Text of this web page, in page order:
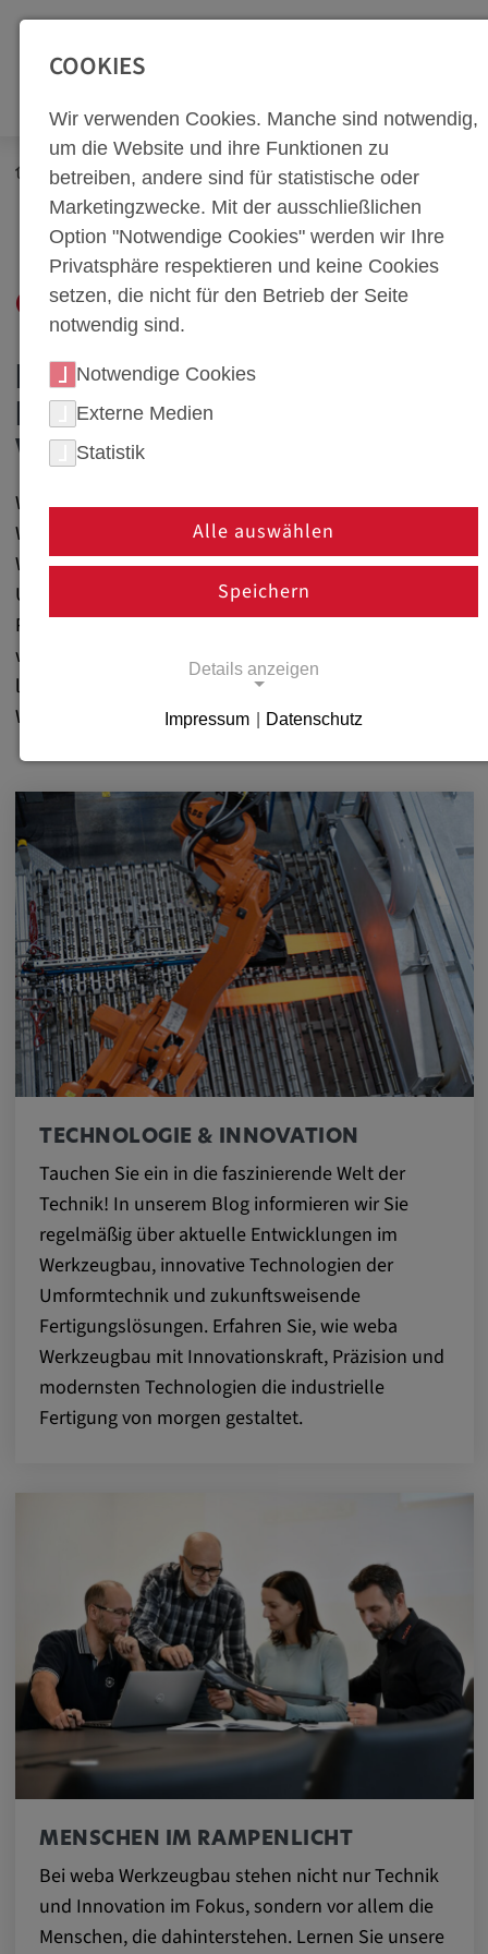
Zur Top Navigation springen [Alt+1]Zur Hauptnavigation
Newsroom
Corporate Blog
Innovative Techniken in der Warmumformung: Das Tailor
Tempering und SoftZone-Werkzeuge
COPORATE BLOG
EINBLICKE UND
INSPIRATIONEN AUS DER
WELT DES WERKZEUGBAUS
Willkommen im Corporate Blog von weba
Werkzeugbau! Entdecken Sie aktuelle Themen rund um
Werkzeugbau, Technologien und Innovationen in der
Umformtechnik. Erfahren Sie mehr über unsere
Projekte, die Menschen hinter den Kulissen und
wertvolle Karrieretipps. Bleiben Sie informiert und
lassen Sie sich inspirieren von der Welt des modernen
Werkzeugbaus!
TECHNOLOGIE & INNOVATION
Tauchen Sie ein in die faszinierende Welt der
Technik! In unserem Blog informieren wir Sie
regelmäßig über aktuelle Entwicklungen im
Werkzeugbau, innovative Technologien der
Umformtechnik und zukunftsweisende
Fertigungslösungen. Erfahren Sie, wie weba
Werkzeugbau mit Innovationskraft, Präzision und
modernsten Technologien die industrielle
Fertigung von morgen gestaltet.
MENSCHEN IM RAMPENLICHT
Bei weba Werkzeugbau stehen nicht nur Technik
und Innovation im Fokus, sondern vor allem die
Menschen, die dahinterstehen. Lernen Sie unsere
COOKIES
Wir verwenden Cookies. Manche sind notwendig,
um die Website und ihre Funktionen zu
betreiben, andere sind für statistische oder
Marketingzwecke. Mit der ausschließlichen
Option "Notwendige Cookies" werden wir Ihre
Privatsphäre respektieren und keine Cookies
setzen, die nicht für den Betrieb der Seite
notwendig sind.
Notwendige Cookies
Externe Medien
Statistik
Alle auswählen
Speichern
Details anzeigen
Notwendige Cookies ermöglichen
grundlegende Funktionen und sind für die
einwandfreie Funktion der Website
erforderlich.
Notwendige Cookies
Name:
cookie_consent
Zweck:
Dieses Cookie speichert die
Cookie Laufzeit:
1 Jahr
Externe Medien
Notwendig, um Inhalte von externen Medien-
Plattformen anzuzeigen.
google.com
Zweck:
Mit diesen Cookie werden die Präferenzen
und sonstige Informationen des Nutzers
Cookie Laufzeit:
3 Tage
Name:
yt.innertube::nextId, yt.innertube::requests,
yt-remote-cast-installed, yt-remote-
connected-devices, yt-remote-device-id, yt-
Impressum Datenschutz